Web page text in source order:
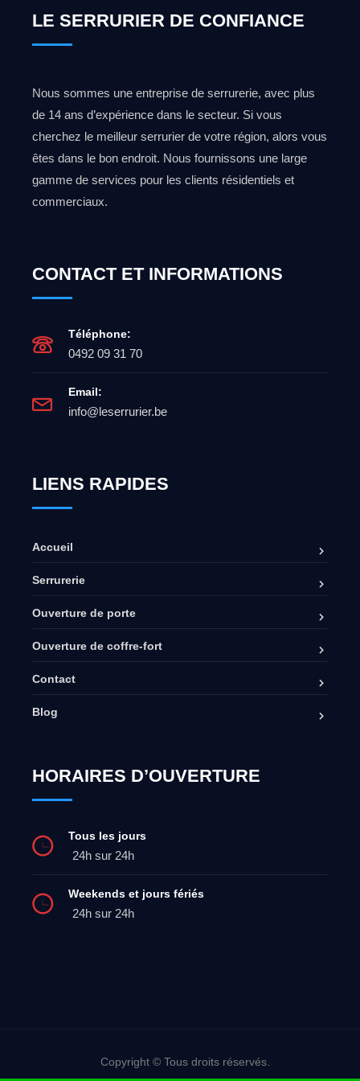
LE SERRURIER DE CONFIANCE
Nous sommes une entreprise de serrurerie, avec plus
de 14 ans d’expérience dans le secteur. Si vous
cherchez le meilleur serrurier de votre région, alors vous
êtes dans le bon endroit. Nous fournissons une large
gamme de services pour les clients résidentiels et
commerciaux.
CONTACT ET INFORMATIONS
Téléphone:
0492 09 31 70
Email:
info@leserrurier.be
LIENS RAPIDES
Accueil
Serrurerie
Ouverture de porte
Ouverture de coffre-fort
Contact
Blog
HORAIRES D’OUVERTURE
Tous les jours
24h sur 24h
Weekends et jours fériés
24h sur 24h
Copyright © Tous droits réservés.